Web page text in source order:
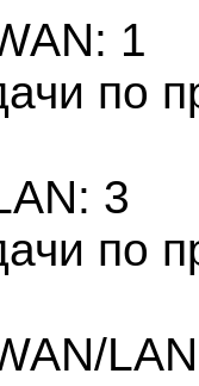
1
по
3
по